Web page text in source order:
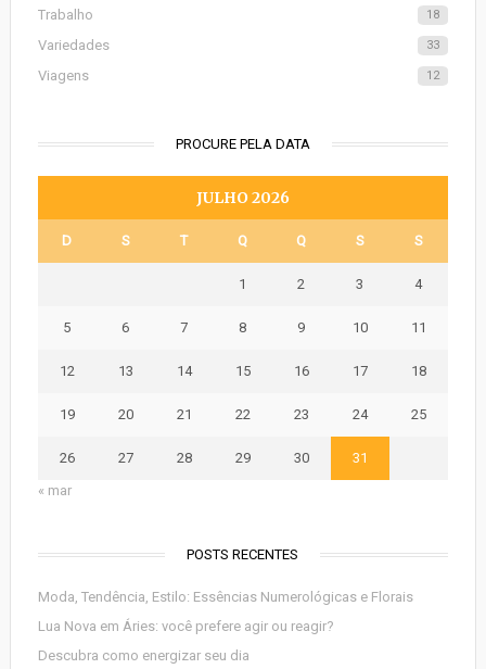
Trabalho 18
Variedades 33
Viagens 12
PROCURE PELA DATA
JULHO 2026
D S T Q Q S S
1 2 3 4
5 6 7 8 9 10 11
12 13 14 15 16 17 18
19 20 21 22 23 24 25
26 27 28 29 30
31
« mar
POSTS RECENTES
Moda, Tendência, Estilo: Essências Numerológicas e Florais
Lua Nova em Áries: você prefere agir ou reagir?
Descubra como energizar seu dia